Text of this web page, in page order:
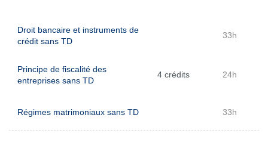
Droit bancaire et instruments de
crédit sans TD
33h
Principe de fiscalité des
entreprises sans TD
4 crédits 24h
Régimes matrimoniaux sans TD 33h